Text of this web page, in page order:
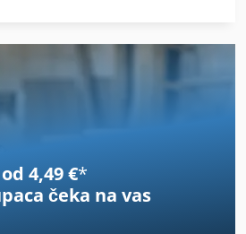
4,49 €*
čeka na vas